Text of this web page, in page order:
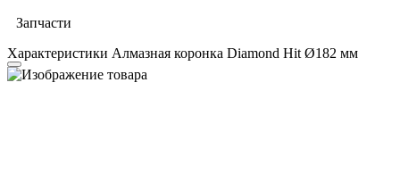
Запчасти
Характеристики Алмазная коронка Diamond Hit Ø182 мм